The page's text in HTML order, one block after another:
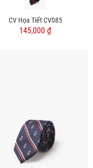
CV Họa Tiết CV085
145,000 ₫